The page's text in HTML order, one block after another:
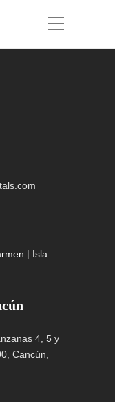
| Isla
4, 5 y
Cancún,